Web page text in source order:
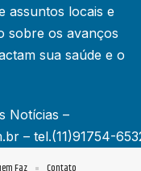
assuntos locais e
sobre os avanços
sua saúde e o
Notícias –
– tel.(11)91754-